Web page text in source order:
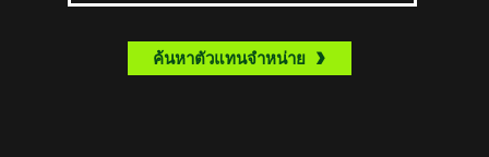
ค้นหาตัวแทนจำหน่าย